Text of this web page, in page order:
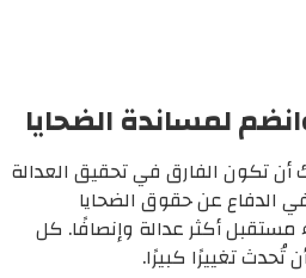
لمساندة الضحايا
أن تكون الفارق في تحقيق العدالة
الدفاع عن حقوق الضحايا
أكثر عدالة وإنصافًا. كل
تغييرًا كبيرًا.